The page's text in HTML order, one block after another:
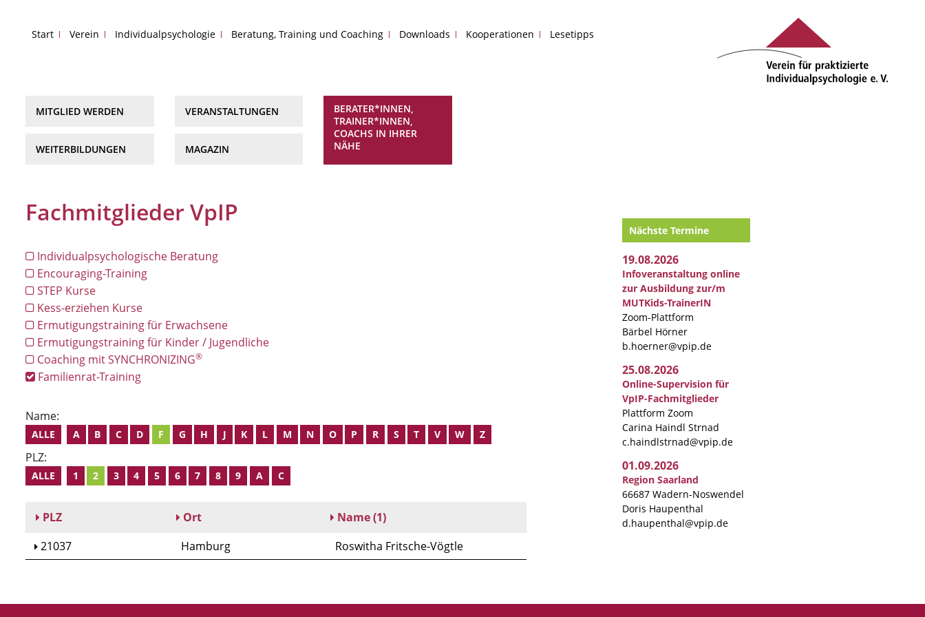
Start Verein Individualpsychologie Beratung, Training und Coaching Downloads Kooperationen Lesetipps
MITGLIED WERDEN
WEITERBILDUNGEN
VERANSTALTUNGEN
MAGAZIN
BERATER*INNEN,
TRAINER*INNEN,
COACHS IN IHRER
NÄHE
Fachmitglieder VpIP
Individualpsychologische Beratung
Encouraging-Training
STEP Kurse
Kess-erziehen Kurse
Ermutigungstraining für Erwachsene
Ermutigungstraining für Kinder / Jugendliche
Coaching mit SYNCHRONIZING®
Familienrat-Training
Name:
ALLE A B C D F G H J K L M N O P R S T V W Z
PLZ:
ALLE 1 2 3 4 5 6 7 8 9 A C
PLZ Ort Name(1)
21037
Hamburg Roswitha Fritsche-Vögtle
Nächste Termine
19.08.2026
Infoveranstaltung online
zur Ausbildung zur/m
MUTKids-TrainerIN
Zoom-Plattform
Bärbel Hörner
b.hoerner@vpip.de
25.08.2026
Online-Supervision für
VpIP-Fachmitglieder
Plattform Zoom
Carina Haindl Strnad
c.haindlstrnad@vpip.de
01.09.2026
Region Saarland
66687 Wadern-Noswendel
Doris Haupenthal
d.haupenthal@vpip.de